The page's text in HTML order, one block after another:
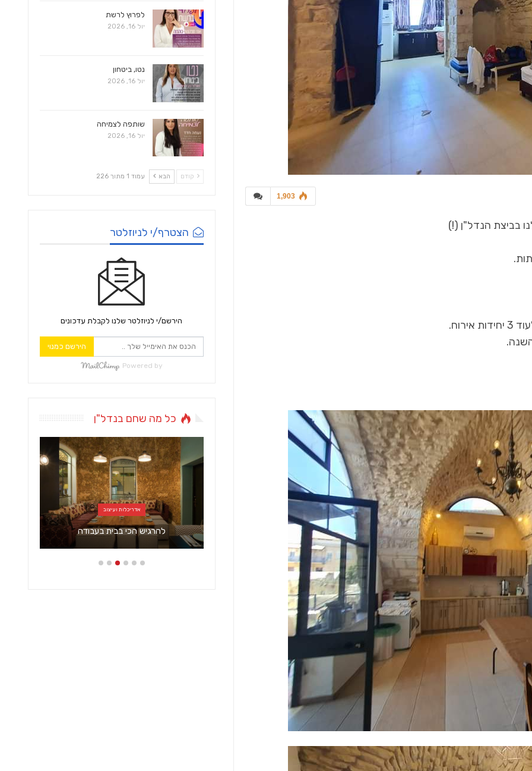
1,903
בביצת הנדל"ן (!)
לפרוץ לרשת
יול 16, 2026
נטו, ביטחון
יול 16, 2026
שותפה לצמיחה
יול 16, 2026
קודם הבא עמוד 1 מתוך 226
הצטרף/י לניוזלטר
הירשם/י לניוזלטר שלנו לקבלת עדכונים
הירשם כמנוי
Powered by
כל מה שחם בנדל"ן
כל מה שחם בנדל"ן
בת ים מתחדשת פלומת האפרסק
אדריכלות ועיצוב
להרגיש הכי בבית בעבודה